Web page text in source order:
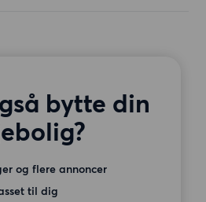
bytte din
og flere annoncer
til dig